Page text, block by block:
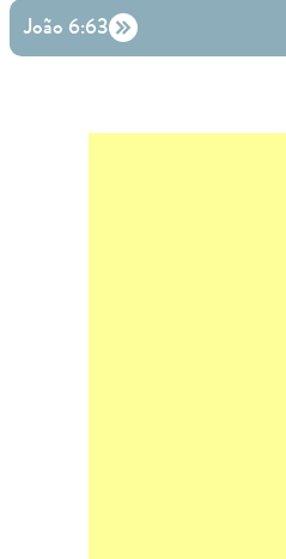
João 6:63